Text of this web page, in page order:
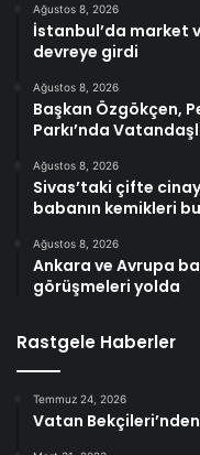
Ağustos 8, 2026
İstanbul’da market
devreye girdi
Ağustos 8, 2026
Başkan Özgökçen,
Parkı’nda
Ağustos 8, 2026
Sivas’taki çifte
babanın kemikleri
Ağustos 8, 2026
Ankara ve Avrupa
görüşmeleri yolda
Rastgele Haberler
Temmuz 24, 2026
Vatan